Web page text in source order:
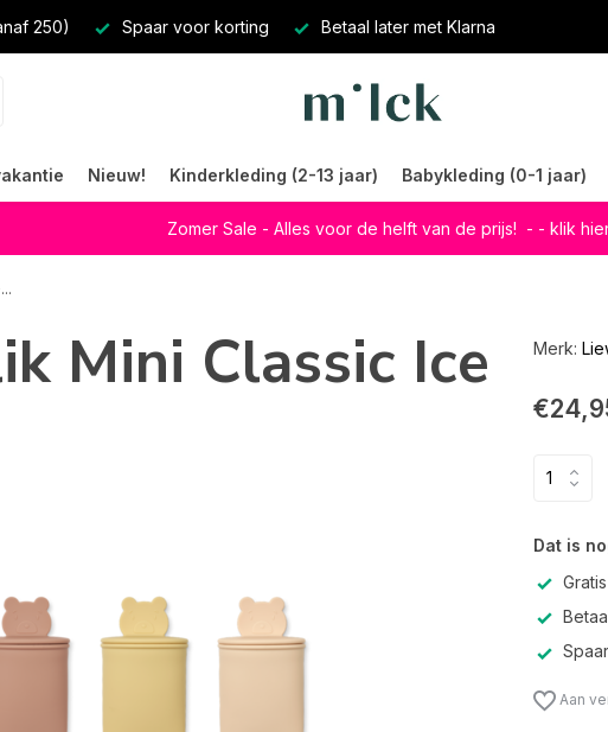
250) Spaar voor korting Betaal later met Klarna
Nieuw! Kinderkleding (2-13 jaar) Babykleding (0-1 jaar)
Zomer Sale - Alles voor de helft van de prijs! - - klik
Mini Classic Ice
Merk:
Dat is
Aan